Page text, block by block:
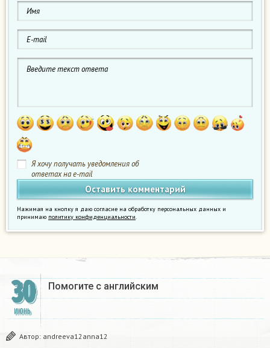
Я хочу получать уведомления об
ответах на e-mail
Нажимая на кнопку я даю согласие на обработку персональных данных и
принимаю политику конфиденциальности.
30
ИЮНЬ
Помогите с английским
Автор: andreeva12anna12